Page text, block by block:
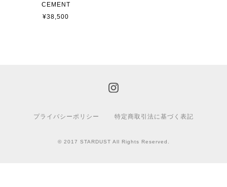
CEMENT
¥38,500
プライバシーポリシー 特定商取引法に基づく表記
© 2017 STARDUST All Rights Reserved.